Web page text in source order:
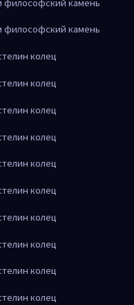
философский камень
колец
колец
колец
колец
колец
колец
колец
колец
колец
колец